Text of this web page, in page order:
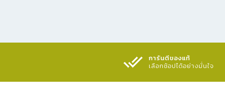
การันตีของแท้
เลือกช้อปได้อย่างมั่นใจ​